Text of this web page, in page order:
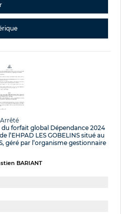
Arrêté
du forfait global Dépendance 2024
l’EHPAD LES GOBELINS situé au
géré par l’organisme gestionnaire
BARIANT